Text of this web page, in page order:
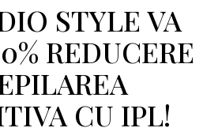
STYLE VA
REDUCERE
CU IPL!